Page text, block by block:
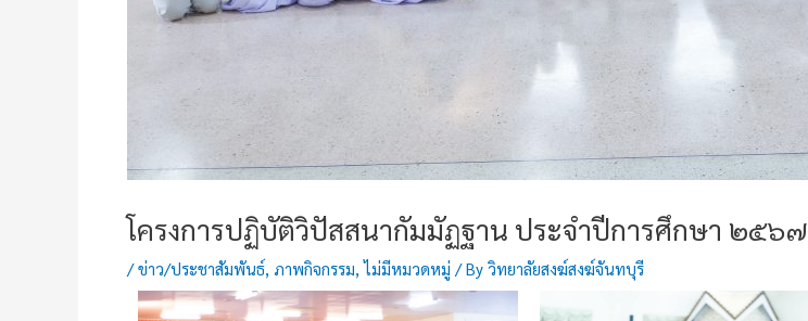
โครงการปฏิบัติวิปัสสนากัมมัฏฐาน ประจำปีการศึกษา ๒๕๖๗
/ข่าว/ประชาสัมพันธ์, ภาพกิจกรรม,ไม่มีหมวดหมู่ / By วิทยาลัยสงฆ์สงฆ์จันทบุรี